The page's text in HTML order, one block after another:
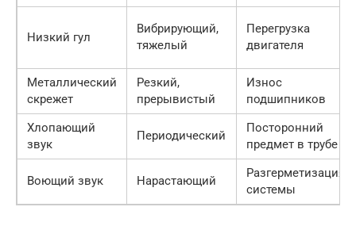
Низкий гул
Вибрирующий,
тяжелый
Перегрузка
двигателя
Металлический
скрежет
Резкий,
прерывистый
Износ
подшипников
Хлопающий
звук
Периодический
Посторонний
предмет в трубе
Воющий звук Нарастающий
Разгерметизация
системы